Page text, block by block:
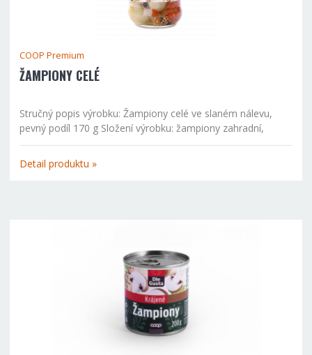
COOP Premium
ŽAMPIONY CELÉ
Stručný popis výrobku: Žampiony celé ve slaném nálevu,
pevný podíl 170 g Složení výrobku: žampiony zahradní,
pitnuá voda, jedlá sůl, kyselina: kyselina citornová E330,
antioxidant: kyselina askorbová E300 Výživové údaje: 100 g...
Detail produktu »